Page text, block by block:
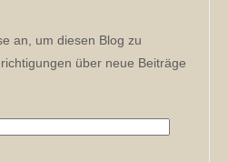
an, um diesen Blog zu
über neue Beiträge